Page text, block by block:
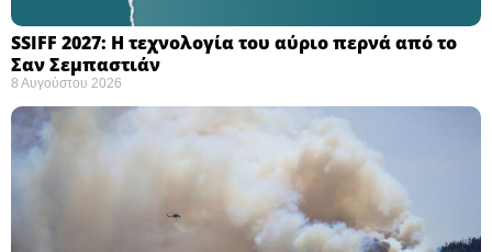
SSIFF 2027: Η τεχνολογία του αύριο περνά από το
Σαν Σεμπαστιάν ​
8 Αυγούστου 2026